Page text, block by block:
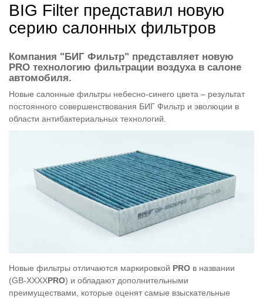
BIG Filter представил новую
серию салонных фильтров
Компания "БИГ Фильтр" представляет новую
PRO технологию фильтрации воздуха в салоне
автомобиля.
Новые салонные фильтры небесно-синего цвета – результат
постоянного совершенствования БИГ Фильтр и эволюции в
области антибактериальных технологий.
Новые фильтры отличаются маркировкой PRO в названии
(GB-ХХХХPRO) и обладают дополнительными
преимуществами, которые оценят самые взыскательные